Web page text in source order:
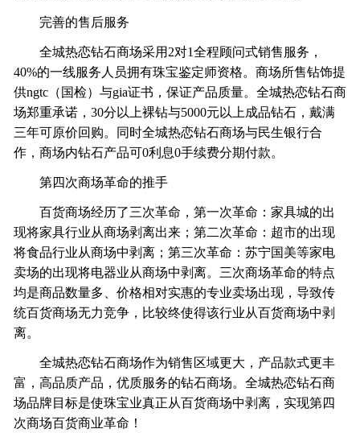
完善的售后服务
全城热恋钻石商场采用2对1全程顾问式销售服务，
40%的一线服务人员拥有珠宝鉴定师资格。商场所售钻饰提
供ngtc（国检）与gia证书，保证产品质量。全城热恋钻石商
场郑重承诺，30分以上裸钻与5000元以上成品钻石，戴满
三年可原价回购。同时全城热恋钻石商场与民生银行合
作，商场内钻石产品可0利息0手续费分期付款。
第四次商场革命的推手
百货商场经历了三次革命，第一次革命：家具城的出
现将家具行业从商场剥离出来；第二次革命：超市的出现
将食品行业从商场中剥离；第三次革命：苏宁国美等家电
卖场的出现将电器业从商场中剥离。三次商场革命的特点
均是商品数量多、价格相对实惠的专业卖场出现，导致传
统百货商场无力竞争，比较终使得该行业从百货商场中剥
离。
全城热恋钻石商场作为销售区域更大，产品款式更丰
富，高品质产品，优质服务的钻石商场。全城热恋钻石商
场品牌目标是使珠宝业真正从百货商场中剥离，实现第四
次商场百货商业革命！